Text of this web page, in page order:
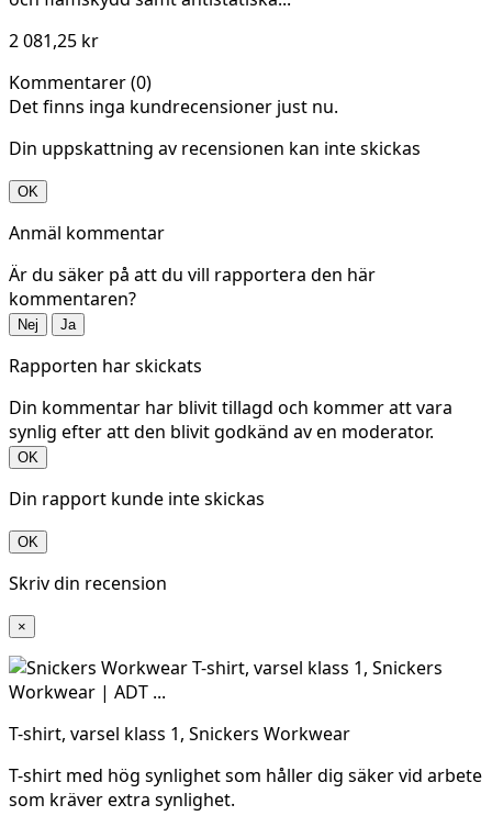
2 081,25 kr
Kommentarer (0)
Det finns inga kundrecensioner just nu.
Din uppskattning av recensionen kan inte skickas
OK
Anmäl kommentar
Är du säker på att du vill rapportera den här
kommentaren?
Nej Ja
Rapporten har skickats
Din kommentar har blivit tillagd och kommer att vara
synlig efter att den blivit godkänd av en moderator.
OK
Din rapport kunde inte skickas
OK
Skriv din recension
×
T-shirt, varsel klass 1, Snickers Workwear
T-shirt med hög synlighet som håller dig säker vid arbete
som kräver extra synlighet.